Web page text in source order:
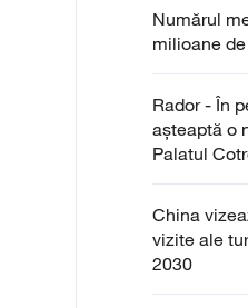
Numărul
milioane
Rador - În
aşteaptă o
Palatul
China
vizite ale
2030